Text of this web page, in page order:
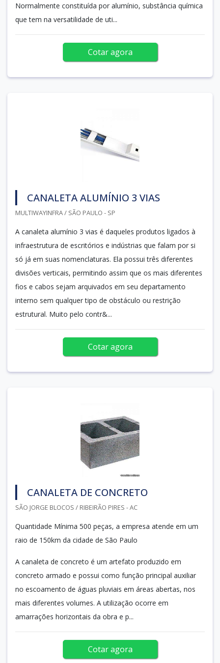
Normalmente constituída por alumínio, substância química
que tem na versatilidade de uti...
Cotar agora
CANALETA ALUMÍNIO 3 VIAS
MULTIWAYINFRA / SÃO PAULO - SP
A canaleta alumínio 3 vias é daqueles produtos ligados à
infraestrutura de escritórios e indústrias que falam por si
só já em suas nomenclaturas. Ela possui três diferentes
divisões verticais, permitindo assim que os mais diferentes
fios e cabos sejam arquivados em seu departamento
interno sem qualquer tipo de obstáculo ou restrição
estrutural. Muito pelo contr&...
Cotar agora
CANALETA DE CONCRETO
SÃO JORGE BLOCOS / RIBEIRÃO PIRES - AC
Quantidade Mínima 500 peças, a empresa atende em um
raio de 150km da cidade de São Paulo
A canaleta de concreto é um artefato produzido em
concreto armado e possui como função principal auxiliar
no escoamento de águas pluviais em áreas abertas, nos
mais diferentes volumes. A utilização ocorre em
amarrações horizontais da obra e p...
Cotar agora